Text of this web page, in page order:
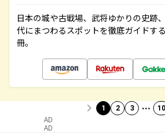
日本の城や古戦場、武将ゆかりの史跡
代にまつわるスポットを徹底ガイドす
冊。
1 2 3 … 10
AD
AD